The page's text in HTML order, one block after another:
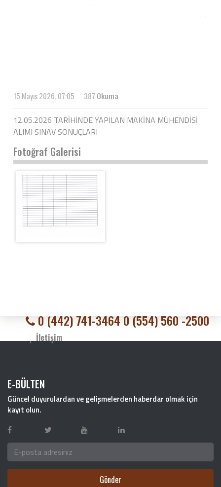
15 Mayıs 2026, 07:05 387 Okuma
12.05.2026 TARİHİNDE YAPILAN MAKİNA MÜHENDİSİ
ALIMI SINAV SONUÇLARI
Fotoğraf Galerisi
0 (442) 741-3464 0 (554) 560 -2500
İletişim
E-BÜLTEN
Güncel duyurulardan ve gelişmelerden haberdar olmak için
kayıt olun.
Gönder